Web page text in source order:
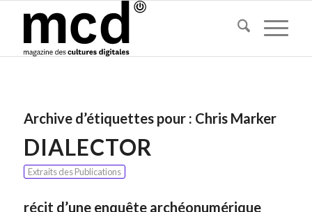
Archive d’étiquettes pour : Chris Marker
DIALECTOR
Extraits des Publications
récit d’une enquête archéonumérique